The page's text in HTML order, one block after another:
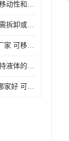
护栏安全折叠梯 可移动性和安全性较高 占用空间小
护栏安全折叠梯 无需拆卸或重新安装 占用空间小
哈尔滨铝合金活动厂家 可移动性和安全性较高 占用空间小
箱式内浮盘 能够保持液体的密闭状态 适用于多种液体储存和运输
安顺全接液内浮盘哪家好 可以自动上下浮动 密封性能好